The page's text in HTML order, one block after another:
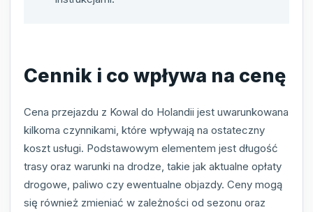
Cennik i co wpływa na cenę
Cena przejazdu z Kowal do Holandii jest uwarunkowana
kilkoma czynnikami, które wpływają na ostateczny
koszt usługi. Podstawowym elementem jest długość
trasy oraz warunki na drodze, takie jak aktualne opłaty
drogowe, paliwo czy ewentualne objazdy. Ceny mogą
się również zmieniać w zależności od sezonu oraz